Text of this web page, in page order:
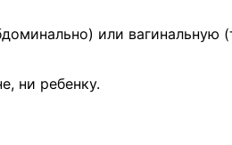
или вагинальную
ни ребенку.